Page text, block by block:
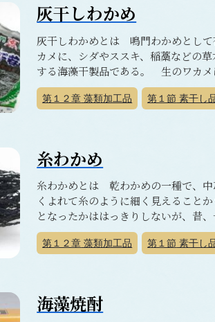
灰干しわかめ
灰干しわかめとは 鳴門わかめとして
カメに、シダやススキ、稲藁などの
する海藻干製品である。 生のワカ
第１２章 藻類加工品 第１節 素干し
糸わかめ
糸わかめとは 乾わかめの一種で、
くよれて糸のように細く見えること
となったかははっきりしないが、昔
第１２章 藻類加工品 第１節 素干し
海藻焼酎